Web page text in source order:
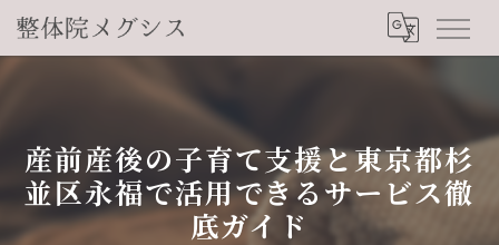
産前産後の子育て支援と東京都杉
並区永福で活用できるサービス徹
底ガイド